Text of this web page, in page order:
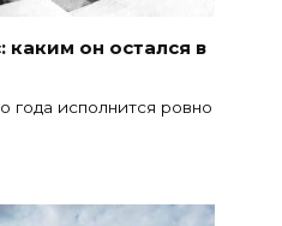
он остался в
года исполнится ровно